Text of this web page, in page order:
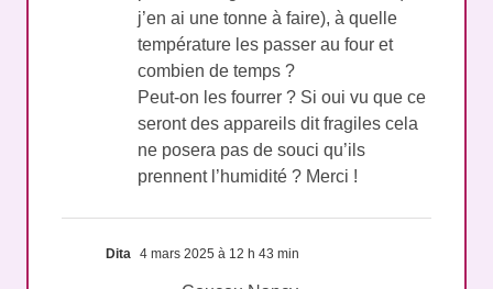
pouvait congeler tes donuts cuits (
j’en ai une tonne à faire), à quelle
température les passer au four et
combien de temps ?
Peut-on les fourrer ? Si oui vu que ce
seront des appareils dit fragiles cela
ne posera pas de souci qu’ils
4 mars 2025 à 12 h 43 min